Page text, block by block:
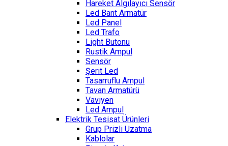
Hareket Algılayıcı Sensör
Led Bant Armatür
Led Panel
Led Trafo
Light Butonu
Rustik Ampul
Sensör
Şerit Led
Tasarruflu Ampul
Tavan Armatürü
Vaviyen
Led Ampul
Elektrik Tesisat Ürünleri
Grup Prizli Uzatma
Kablolar